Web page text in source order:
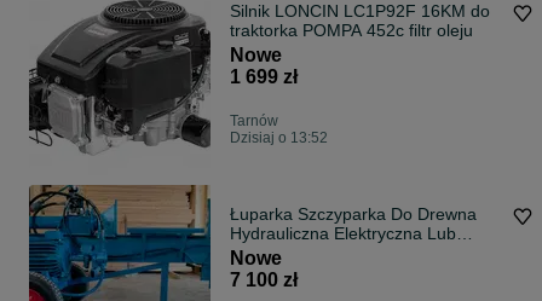
Silnik LONCIN LC1P92F 16KM do
traktorka POMPA 452c filtr oleju
Nowe
1 699 zł
Tarnów
Dzisiaj o 13:52
Łuparka Szczyparka Do Drewna
Hydrauliczna Elektryczna Lub
Spalinowa Bardzo Mocna Tarnów
Transport Cały Kraj
Nowe
7 100 zł